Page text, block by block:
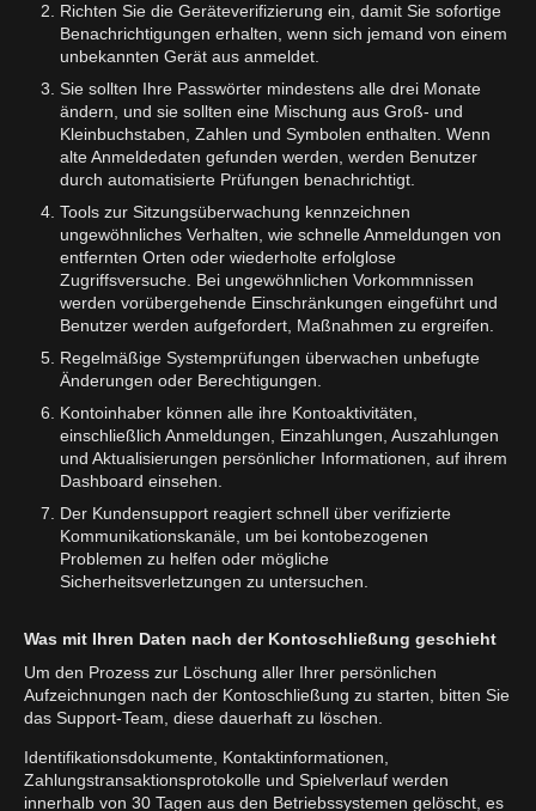
Richten Sie die Geräteverifizierung ein, damit Sie sofortige
Benachrichtigungen erhalten, wenn sich jemand von einem
unbekannten Gerät aus anmeldet.
Sie sollten Ihre Passwörter mindestens alle drei Monate
ändern, und sie sollten eine Mischung aus Groß- und
Kleinbuchstaben, Zahlen und Symbolen enthalten. Wenn
alte Anmeldedaten gefunden werden, werden Benutzer
durch automatisierte Prüfungen benachrichtigt.
Tools zur Sitzungsüberwachung kennzeichnen
ungewöhnliches Verhalten, wie schnelle Anmeldungen von
entfernten Orten oder wiederholte erfolglose
Zugriffsversuche. Bei ungewöhnlichen Vorkommnissen
werden vorübergehende Einschränkungen eingeführt und
Benutzer werden aufgefordert, Maßnahmen zu ergreifen.
Regelmäßige Systemprüfungen überwachen unbefugte
Änderungen oder Berechtigungen.
Kontoinhaber können alle ihre Kontoaktivitäten,
einschließlich Anmeldungen, Einzahlungen, Auszahlungen
und Aktualisierungen persönlicher Informationen, auf ihrem
Dashboard einsehen.
Der Kundensupport reagiert schnell über verifizierte
Kommunikationskanäle, um bei kontobezogenen
Problemen zu helfen oder mögliche
Sicherheitsverletzungen zu untersuchen.
Was mit Ihren Daten nach der Kontoschließung geschieht
Um den Prozess zur Löschung aller Ihrer persönlichen
Aufzeichnungen nach der Kontoschließung zu starten, bitten Sie
das Support-Team, diese dauerhaft zu löschen.
Identifikationsdokumente, Kontaktinformationen,
Zahlungstransaktionsprotokolle und Spielverlauf werden
innerhalb von 30 Tagen aus den Betriebssystemen gelöscht, es